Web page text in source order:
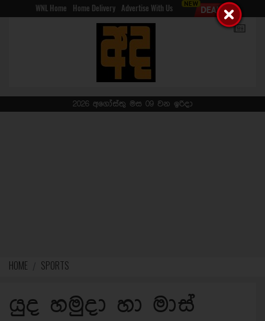
WNL Home Home Delivery Advertise With Us
2026 අගෝස්තු මස 09 වන ඉරිදා
HOME SPORTS
යුද හමුදා හා මාස්